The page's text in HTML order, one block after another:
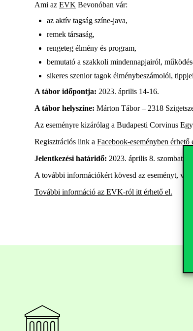
Ami az EVK Bevonóban vár:
az aktív tagság színe-java,
remek társaság,
rengeteg élmény és program,
bemutató a szakkoli mindennapjairól,
sikeres szenior tagok élménybeszámolói,
A tábor időpontja: 2023. április 14-16.
A tábor helyszíne: Márton Tábor – 2318
Az eseményre kizárólag a Budapesti Corvinus
Regisztrációs link a Facebook-eseményben érhető
Jelentkezési határidő: 2023. április 8. szombat,
A további információkért kövesd az eseményt,
További információ az EVK-ról itt érhető el.